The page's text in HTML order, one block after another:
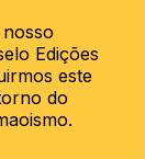
Edições
este
do